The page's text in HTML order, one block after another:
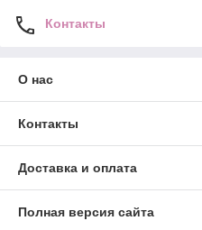
Контакты
О нас
Контакты
Доставка и оплата
Полная версия сайта